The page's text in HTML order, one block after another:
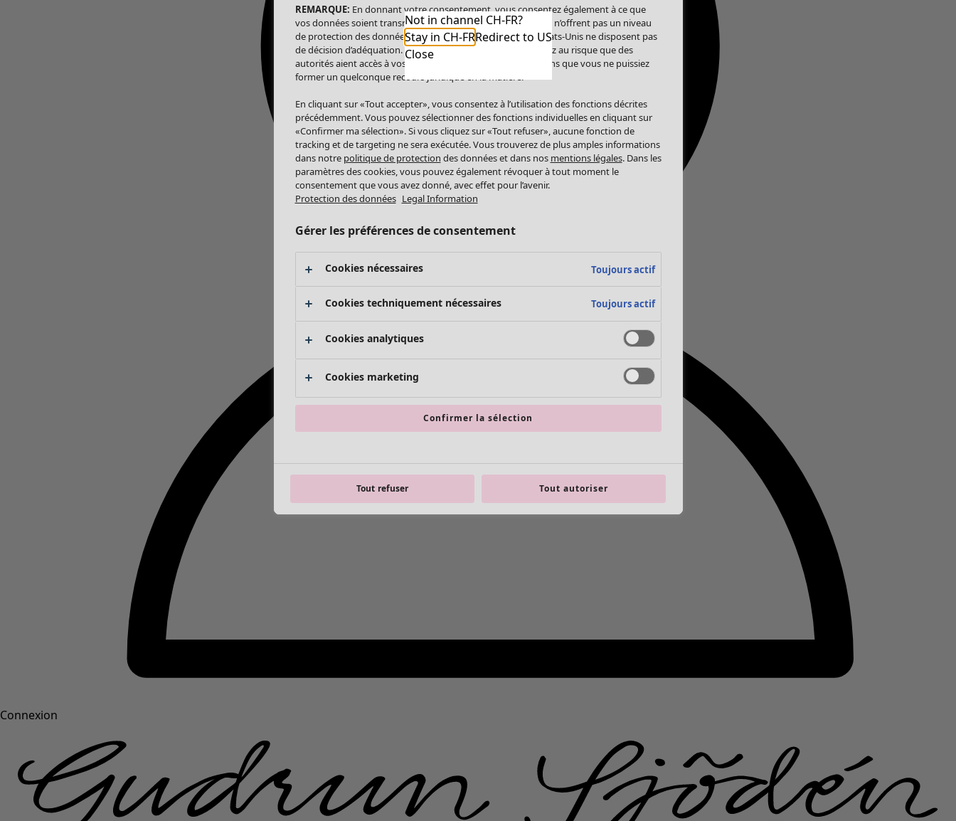
Connexion
Not in channel CH-FR?
Stay in CH-FRRedirect to US
Close
REMARQUE: En donnant votre consentement, vous consentez également à ce que
vos données soient transmises aux États-Unis. Les États-Unis n’offrent pas un niveau
de protection des données comparable à celui de l’UE. Les États-Unis ne disposent pas
de décision d’adéquation. Par conséquent, vous vous exposez au risque que des
autorités aient accès à vos données à caractère personnel sans que vous ne puissiez
former un quelconque recours juridique en la matière.
En cliquant sur «Tout accepter», vous consentez à l’utilisation des fonctions décrites
précédemment. Vous pouvez sélectionner des fonctions individuelles en cliquant sur
«Confirmer ma sélection». Si vous cliquez sur «Tout refuser», aucune fonction de
tracking et de targeting ne sera exécutée. Vous trouverez de plus amples informations
dans notre politique de protection des données et dans nos mentions légales. Dans les
paramètres des cookies, vous pouvez également révoquer à tout moment le
consentement que vous avez donné, avec effet pour l’avenir.
Protection des données Legal Information
Gérer les préférences de consentement
Cookies nécessaires Toujours actif
Cookies techniquement nécessaires Toujours actif
Cookies analytiques
Cookies marketing
Confirmer la sélection
Tout refuser Tout autoriser